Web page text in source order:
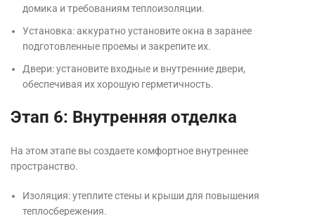
домика и требованиям теплоизоляции.
Установка: аккуратно установите окна в заранее
подготовленные проемы и закрепите их.
Двери: установите входные и внутренние двери,
обеспечивая их хорошую герметичность.
Этап 6: Внутренняя отделка
На этом этапе вы создаете комфортное внутреннее
пространство.
Изоляция: утеплите стены и крыши для повышения
теплосбережения.